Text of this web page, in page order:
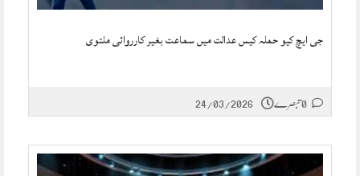
جی ایچ کیو حملہ کیس عدالت میں سماعت بغیر کارروائی ملتوی
24/03/2026